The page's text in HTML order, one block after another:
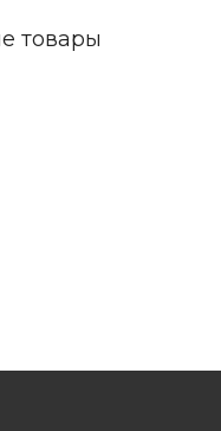
товары